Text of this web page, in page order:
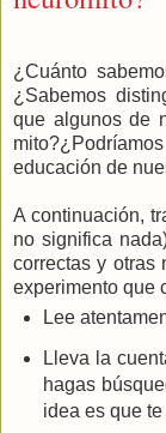
¿Cuánto
¿Sabemos
que algunos de
educación de
A continuación,
no significa
correctas y otras
experimento que
Lee
Lleva la
hagas
idea es que